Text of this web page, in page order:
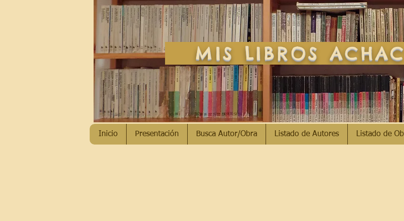
MIS LIBROS
Inicio Presentación Busca Autor/Obra Listado de Autores Listado de